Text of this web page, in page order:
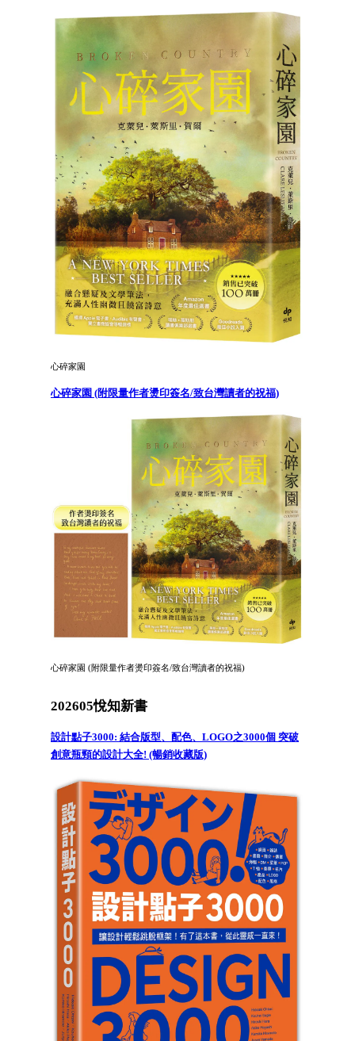
心碎家園
心碎家園 (附限量作者燙印簽名/致台灣讀者的祝福)
心碎家園 (附限量作者燙印簽名/致台灣讀者的祝福)
202605悅知新書
設計點子3000: 結合版型、配色、LOGO之3000個 突破
創意瓶頸的設計大全! (暢銷收藏版)